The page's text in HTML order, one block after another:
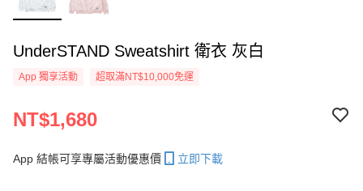
UnderSTAND Sweatshirt 衛衣 灰白
App 獨享活動 超取滿NT$10,000免運
NT$1,680
App 結帳可享專屬活動優惠價 立即下載